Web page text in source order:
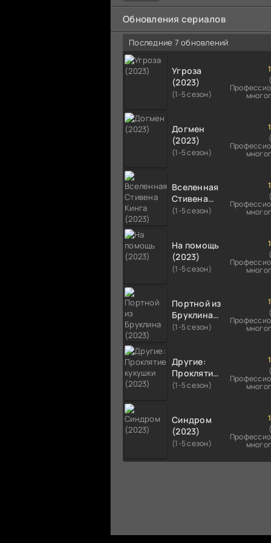
намного
Обновления сериалов
Последние 7 обновлений
Угроза
(2023)
(1-5 сезон)
Догмен
(2023)
(1-5 сезон)
Вселенная
Стивена
Кинга
(1-5 сезон)
На помощь
(2023)
(1-5 сезон)
Портной из
Бруклина
(2023)
(1-5 сезон)
Другие:
Проклятие
кукушки
(1-5 сезон)
Синдром
(2023)
(1-5 сезон)